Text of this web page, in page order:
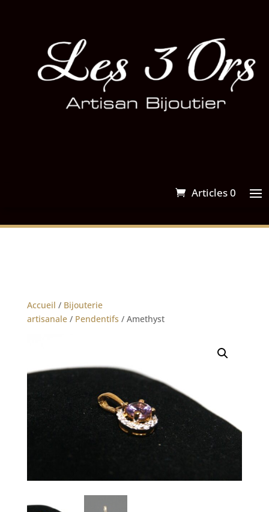
Articles 0
Accueil / Bijouterie
artisanale/ Pendentifs / Amethyst